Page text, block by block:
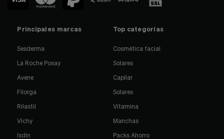
Principales marcas
Sesderma
La Roche Posay
Avene
Filorga
Rilastil
Vichy
Isdin
Top categorías
Cosmética facial
Solares
Capilar
Solares
Vitamina
Manchas
Packs Ahorro